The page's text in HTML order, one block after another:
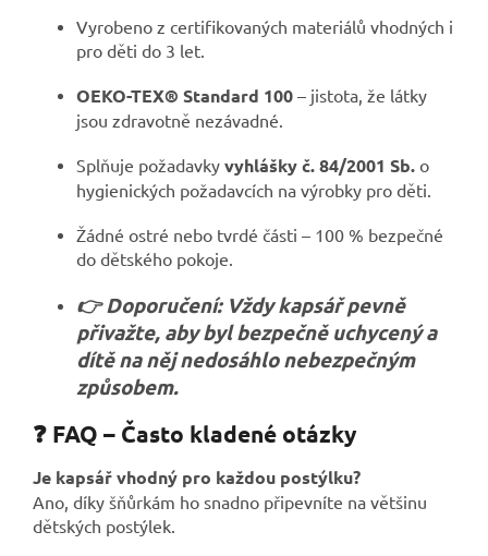
Vyrobeno z certifikovaných materiálů vhodných i
pro děti do 3 let.
OEKO-TEX® Standard 100 – jistota, že látky
jsou zdravotně nezávadné.
Splňuje požadavky vyhlášky č. 84/2001 Sb. o
hygienických požadavcích na výrobky pro děti.
Žádné ostré nebo tvrdé části – 100 % bezpečné
do dětského pokoje.
👉 Doporučení: Vždy kapsář pevně
přivažte, aby byl bezpečně uchycený a
dítě na něj nedosáhlo nebezpečným
způsobem.
❓ FAQ – Často kladené otázky
Je kapsář vhodný pro každou postýlku?
Ano, díky šňůrkám ho snadno připevníte na většinu
dětských postýlek.